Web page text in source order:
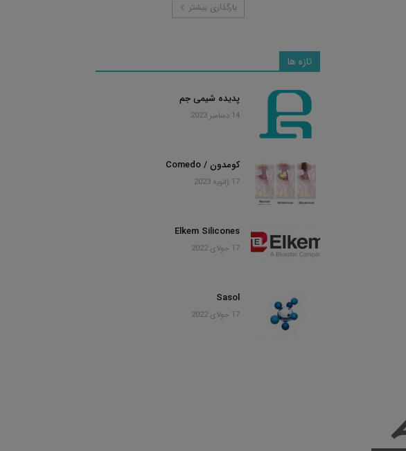
بارگذاری بیشتر
تازه ها
پدیده شیمی جم
14 دسامبر 2023
کومدون / Comedo
17 ژانویه 2023
Elkem Silicones
17 جولای 2022
Sasol
17 جولای 2022